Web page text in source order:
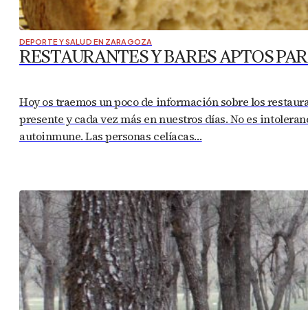
DEPORTE Y SALUD EN ZARAGOZA
RESTAURANTES Y BARES APTOS
Hoy os traemos un poco de información sobre los
presente y cada vez más en nuestros días. No es
autoinmune. Las personas celíacas…